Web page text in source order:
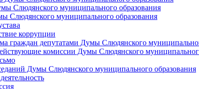
Слюдянского муниципального образования
Слюдянского муниципального образования
коррупции
граждан депутатами Думы Слюдянского
комиссии Думы Слюдянского
Думы Слюдянского муниципального образования